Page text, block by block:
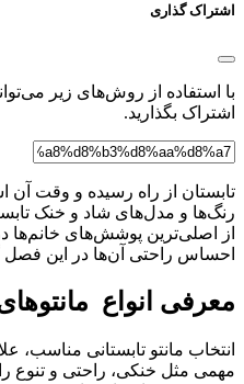
اشتراک گذاری
با استفاده از روش‌های زیر
اشتراک بگذارید.
تابستان از راه رسیده و وقت آن
رنگ‌ها و مدل‌های شاد و خنک
از اصلی‌ترین پوشش‌های خانم‌ها
احساس راحتی آن‌ها در این فصل
معرفی انواع
انتخاب مانتو تابستانی مناسب،
مهمی مثل خنکی، راحتی و تنوع را